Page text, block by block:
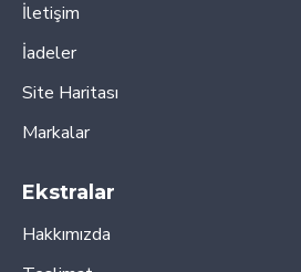
İletişim
İadeler
Site Haritası
Markalar
Ekstralar
Hakkımızda